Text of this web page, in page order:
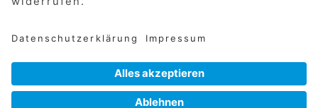
Cookie-Einstellungen